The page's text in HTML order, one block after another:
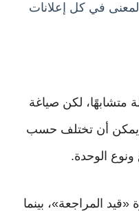
في كل إعلانات
متشابهًا، لكن صياغة
يمكن أن تختلف حسب
ونوع الوحدة.
المراجعة»، بينما